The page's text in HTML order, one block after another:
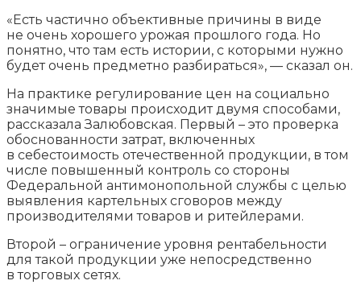
«Есть частично объективные причины в виде
не очень хорошего урожая прошлого года. Но
понятно, что там есть истории, с которыми нужно
будет очень предметно разбираться», — сказал он.
На практике регулирование цен на социально
значимые товары происходит двумя способами,
рассказала Залюбовская. Первый – это проверка
обоснованности затрат, включенных
в себестоимость отечественной продукции, в том
числе повышенный контроль со стороны
Федеральной антимонопольной службы с целью
выявления картельных сговоров между
производителями товаров и ритейлерами.
Второй – ограничение уровня рентабельности
для такой продукции уже непосредственно
в торговых сетях.